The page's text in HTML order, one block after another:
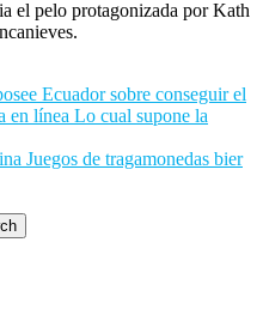
el pelo protagonizada por Kath
Ecuador sobre conseguir el
en línea Lo cual supone la
Juegos de tragamonedas bier